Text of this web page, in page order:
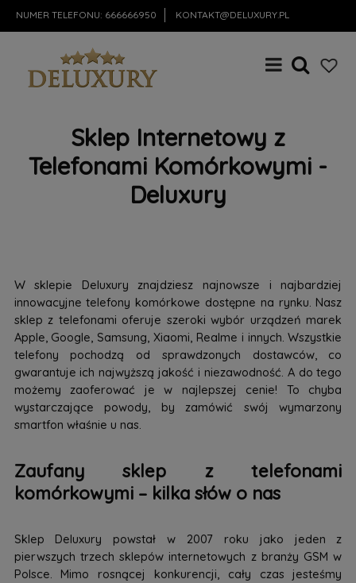
NUMER TELEFONU: 666666950 KONTAKT@DELUXURY.PL
Sklep Internetowy z
Telefonami Komórkowymi -
Deluxury
W sklepie Deluxury znajdziesz najnowsze i najbardziej
innowacyjne telefony komórkowe dostępne na rynku. Nasz
sklep z telefonami oferuje szeroki wybór urządzeń marek
Apple, Google, Samsung, Xiaomi, Realme i innych. Wszystkie
telefony pochodzą od sprawdzonych dostawców, co
gwarantuje ich najwyższą jakość i niezawodność. A do tego
możemy zaoferować je w najlepszej cenie! To chyba
wystarczające powody, by zamówić swój wymarzony
smartfon właśnie u nas.
Zaufany sklep z telefonami
komórkowymi – kilka słów o nas
Sklep Deluxury powstał w 2007 roku jako jeden z
pierwszych trzech sklepów internetowych z branży GSM w
Polsce. Mimo rosnącej konkurencji, cały czas jesteśmy